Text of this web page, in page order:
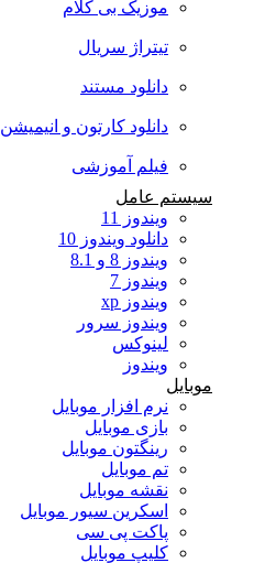
موزیک بی کلام
تیتراژ سریال
دانلود مستند
دانلود کارتون و انیمیشن
فیلم آموزشی
سیستم عامل
ویندوز 11
دانلود ویندوز 10
ویندوز 8 و 8.1
ویندوز 7
ویندوز xp
ویندوز سرور
لینوکس
ویندوز
موبایل
نرم افزار موبایل
بازی موبایل
رینگتون موبایل
تم موبایل
نقشه موبایل
اسکرین سیور موبایل
پاکت پی سی
کلیپ موبایل